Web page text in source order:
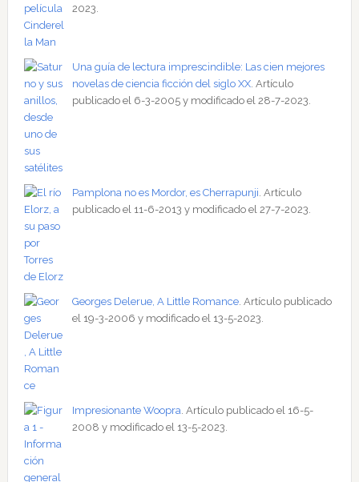
2023.
Una guía de lectura imprescindible: Las cien mejores
novelas de ciencia ficción del siglo XX. Artículo
publicado el 6-3-2005 y modificado el 28-7-2023.
Pamplona no es Mordor, es Cherrapunji. Artículo
publicado el 11-6-2013 y modificado el 27-7-2023.
Georges Delerue, A Little Romance. Artículo publicado
el 19-3-2006 y modificado el 13-5-2023.
Impresionante Woopra. Artículo publicado el 16-5-
2008 y modificado el 13-5-2023.